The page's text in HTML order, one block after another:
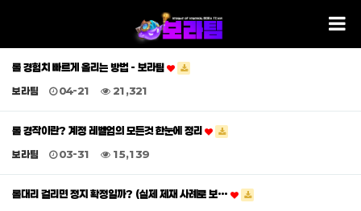
롤 경험치 빠르게 올리는 방법 - 보라팀
보라팀 04-21 21,321
롤 경작이란? 계정 레벨업의 모든것 한눈에 정리
보라팀 03-31 15,139
롤대리 걸리면 정지 확정일까? (실제 제재 사례로 보…